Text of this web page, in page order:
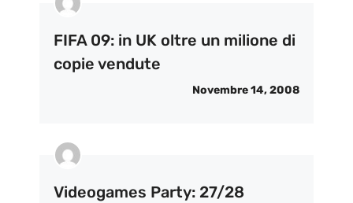
FIFA 09: in UK oltre un milione di
copie vendute
Novembre 14, 2008
Videogames Party: 27/28